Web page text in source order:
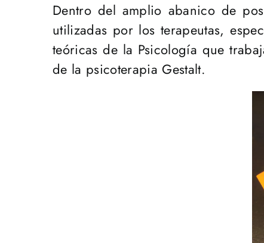
Dentro del amplio abanico de
utilizadas por los terapeutas,
teóricas de la Psicología que
de la psicoterapia Gestalt.